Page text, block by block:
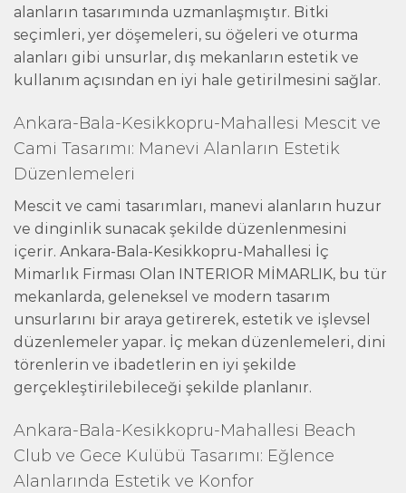
alanların tasarımında uzmanlaşmıştır. Bitki
seçimleri, yer döşemeleri, su öğeleri ve oturma
alanları gibi unsurlar, dış mekanların estetik ve
kullanım açısından en iyi hale getirilmesini sağlar.
Ankara-Bala-Kesikkopru-Mahallesi Mescit ve
Cami Tasarımı: Manevi Alanların Estetik
Düzenlemeleri
Mescit ve cami tasarımları, manevi alanların huzur
ve dinginlik sunacak şekilde düzenlenmesini
içerir. Ankara-Bala-Kesikkopru-Mahallesi İç
Mimarlık Firması Olan INTERIOR MİMARLIK, bu tür
mekanlarda, geleneksel ve modern tasarım
unsurlarını bir araya getirerek, estetik ve işlevsel
düzenlemeler yapar. İç mekan düzenlemeleri, dini
törenlerin ve ibadetlerin en iyi şekilde
gerçekleştirilebileceği şekilde planlanır.
Ankara-Bala-Kesikkopru-Mahallesi Beach
Club ve Gece Kulübü Tasarımı: Eğlence
Alanlarında Estetik ve Konfor